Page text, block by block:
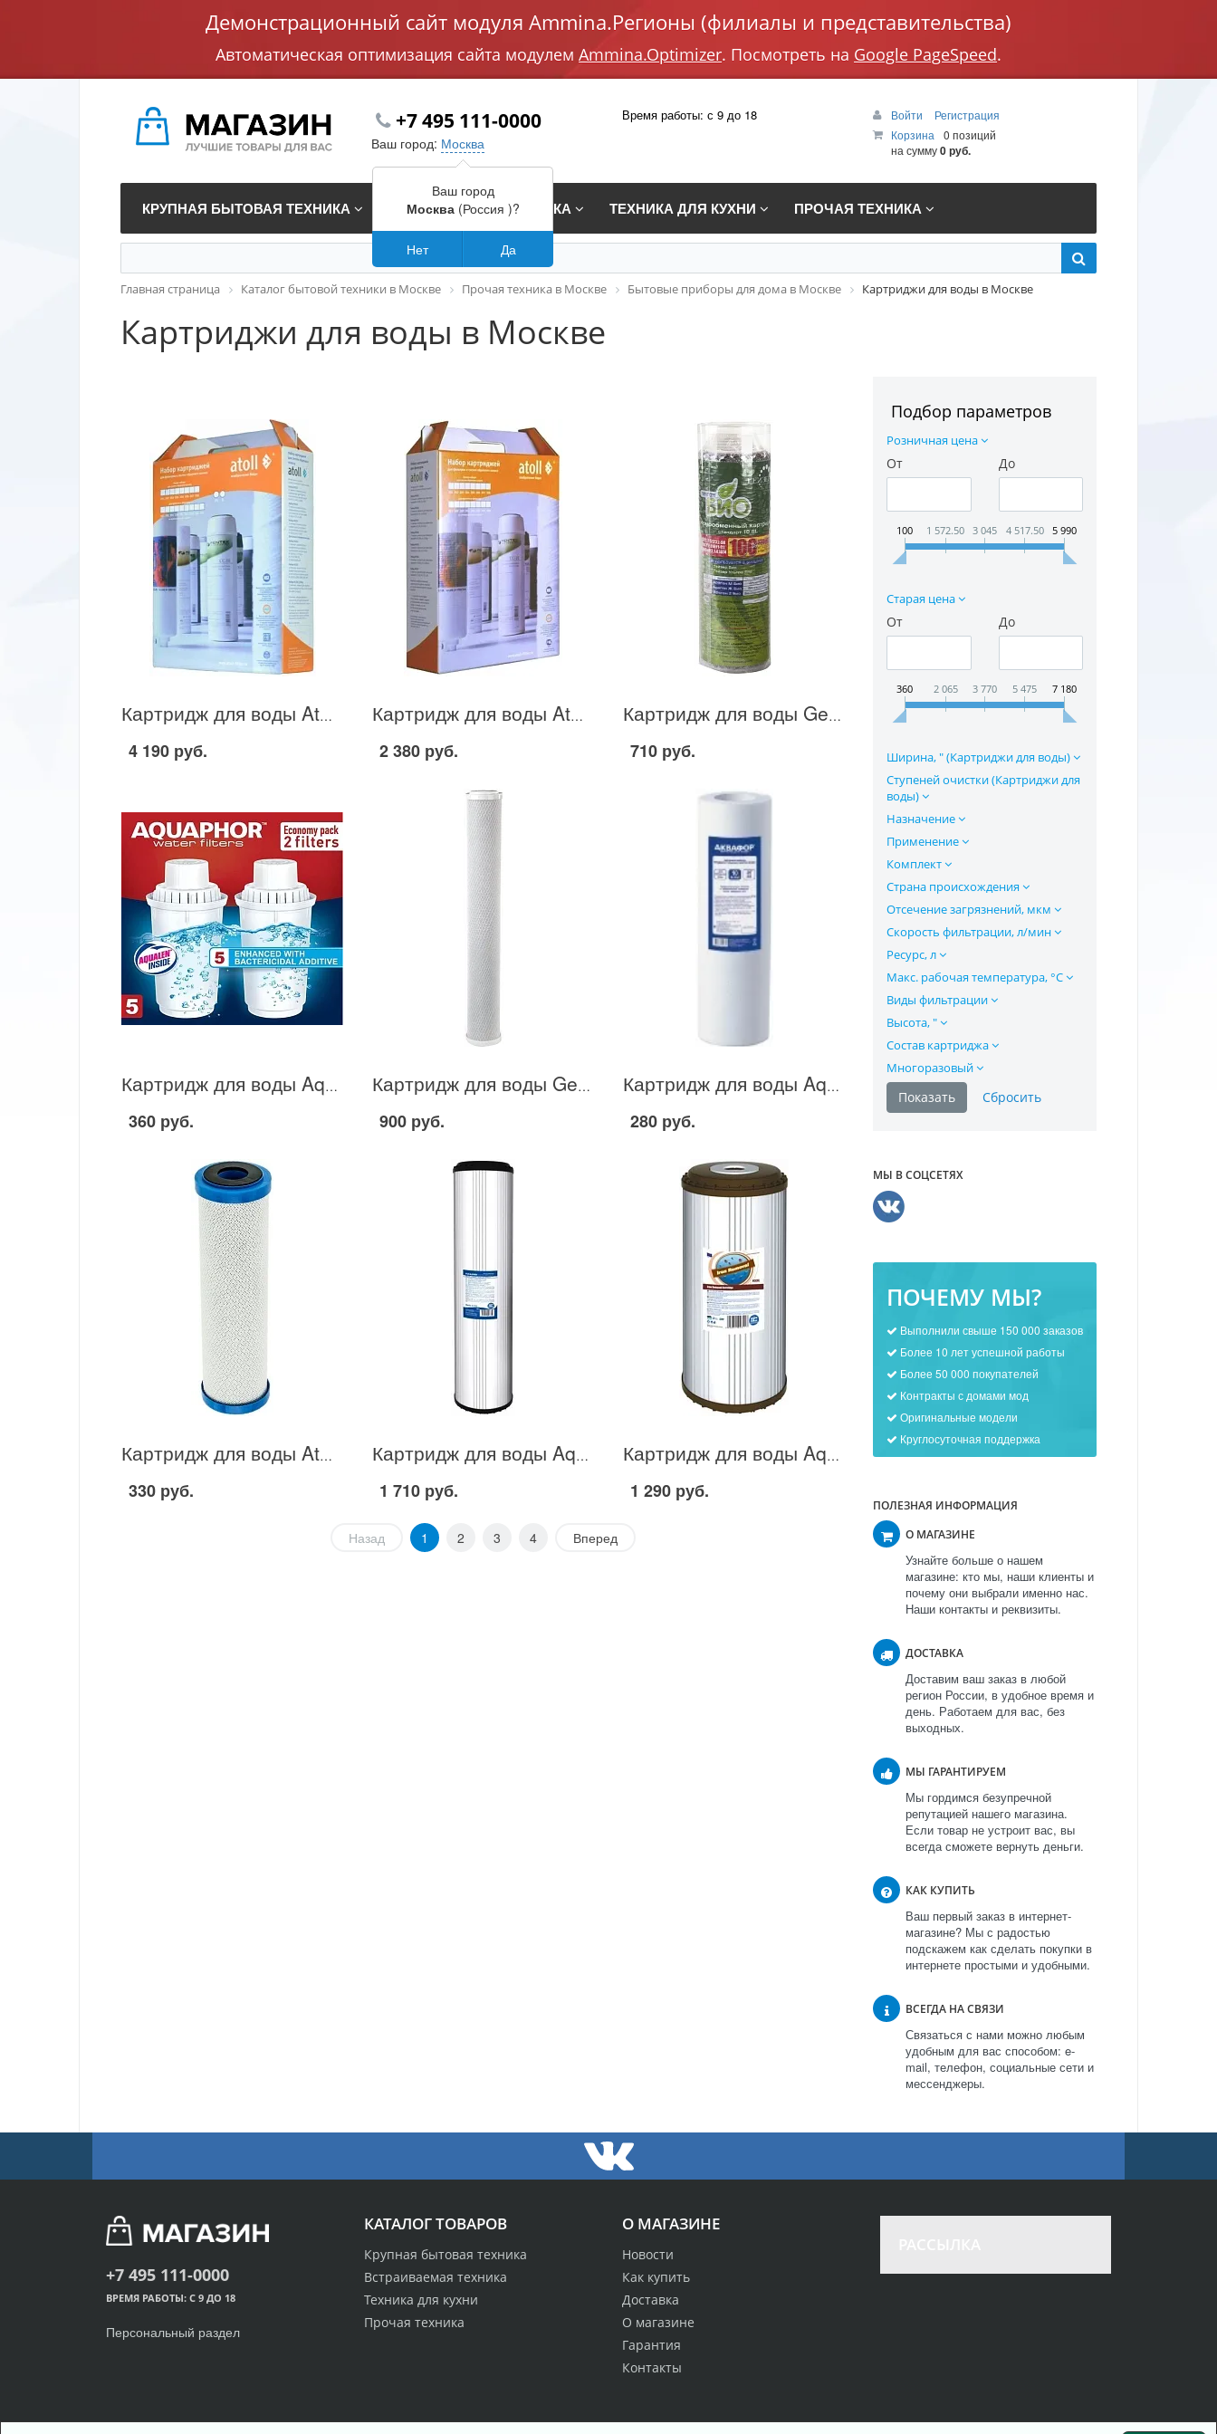
Демонстрационный сайт модуля Ammina.Регионы (филиалы и представительства)
Автоматическая оптимизация сайта модулем Ammina.Optimizer. Посмотреть на Google PageSpeed.
+7 495 111-0000
Ваш город: Москва
Время работы: с 9 до 18 Войти
Регистрация
Корзина
0 позиций
на сумму0 руб.
КРУПНАЯ БЫТОВАЯ ТЕХНИКА ВСТРАИВАЕМАЯ ТЕХНИКА ТЕХНИКА ДЛЯ КУХНИ ПРОЧАЯ ТЕХНИКА
Главная страница Каталог бытовой техники в Москве Прочая техника в Москве Бытовые приборы для дома в Москве Картриджи для воды в Москве
Картриджи для воды в Москве
Подбор параметров
Розничная цена
От До
100 1 572.50 3 045 4 517.50 5 990
Старая цена
От До
360 2 065 3 770 5 475 7 180
Ширина, " (Картриджи для воды)
Ступеней очистки (Картриджи для
воды)
Назначение
Применение
Комплект
Страна происхождения
Отсечение загрязнений, мкм
Скорость фильтрации, л/мин
Ресурс, л
Макс. рабочая температура, °C
Виды фильтрации
Высота, "
Состав картриджа
Многоразовый
МЫ В СОЦСЕТЯХ
ПОЧЕМУ МЫ?
Выполнили свыше 150 000 заказов
Более 10 лет успешной работы
Более 50 000 покупателей
Контракты с домами мод
Оригинальные модели
Круглосуточная поддержка
ПОЛЕЗНАЯ ИНФОРМАЦИЯ
О МАГАЗИНЕ
Узнайте больше о нашем
магазине: кто мы, наши клиенты и
почему они выбрали именно нас.
Наши контакты и реквизиты.
ДОСТАВКА
Доставим ваш заказ в любой
регион России, в удобное время и
день. Работаем для вас, без
выходных.
МЫ ГАРАНТИРУЕМ
Мы гордимся безупречной
репутацией нашего магазина.
Если товар не устроит вас, вы
всегда сможете вернуть деньги.
КАК КУПИТЬ
Ваш первый заказ в интернет-
магазине? Мы с радостью
подскажем как сделать покупки в
интернете простыми и удобными.
ВСЕГДА НА СВЯЗИ
Связаться с нами можно любым
удобным для вас способом: e-
mail, телефон, социальные сети и
мессенджеры.
Картридж для воды Atoll 205 в Москве
4 190 руб.
Картридж для воды Atoll 305 в Москве
2 380 руб.
Картридж для воды Gejzer Aragon G Bio в Москве
710 руб.
Картридж для воды Aquaphor B100-5-2 в Москве
360 руб.
Картридж для воды Gejzer CBC-10-20SL в Москве
900 руб.
Картридж для воды Aquaphor EFG 112-508-20 в Москве
280 руб.
Картридж для воды Atoll EPM-10 в Москве
330 руб.
Картридж для воды Aquafilter FCCA20BB в Москве
1 710 руб.
Картридж для воды Aquafilter FCCFE10BB в Москве
1 290 руб.
Назад 1 2 3 4 Вперед
О МАГАЗИНЕ
Новости
Как купить
Доставка
О магазине
Гарантия
Контакты
КАТАЛОГ ТОВАРОВ
Крупная бытовая техника
Встраиваемая техника
Техника для кухни
Прочая техника
+7 495 111-0000
ВРЕМЯ РАБОТЫ: С 9 ДО 18
Персональный раздел
Ваш город
Москва(Россия )?
Нет Да